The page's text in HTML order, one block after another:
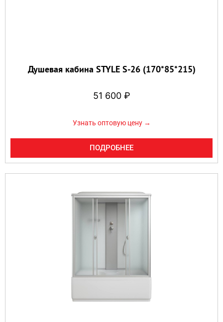
Душевая кабина STYLE S-26 (170*85*215)
51 600 ₽
Узнать оптовую цену →
ПОДРОБНЕЕ